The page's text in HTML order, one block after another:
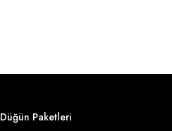
Düğün Paketleri